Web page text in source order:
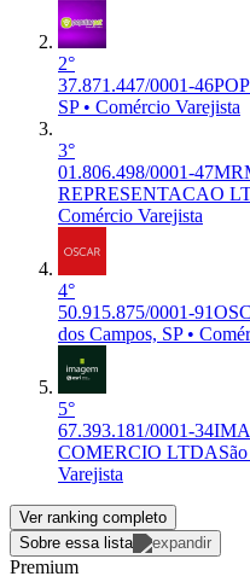
2°
37.871.447/0001-46
SP • Comércio Varejista
3°
01.806.498/0001-47
REPRESENTACAO
Comércio Varejista
4°
50.915.875/0001-91
dos Campos, SP •
5°
67.393.181/0001-34
COMERCIO LTDA
Varejista
Ver ranking completo
Sobre essa lista
Premium